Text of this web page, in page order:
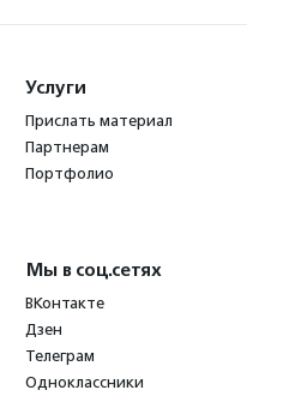
Услуги
Прислать материал
Партнерам
Портфолио
Мы в соц.сетях
ВКонтакте
Дзен
Телеграм
Одноклассники